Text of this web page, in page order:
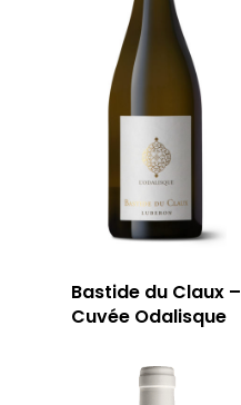
Bastide du Claux –
Cuvée Odalisque